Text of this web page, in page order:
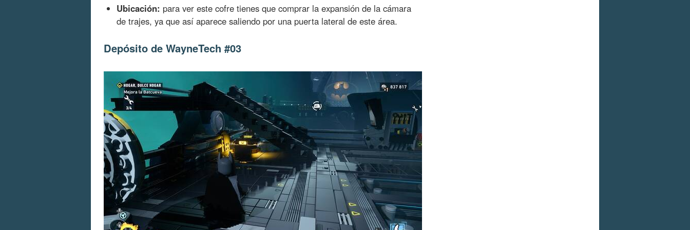
Ubicación: para ver este cofre tienes que comprar la expansión de la cámara
de trajes, ya que así aparece saliendo por una puerta lateral de este área.
Depósito de WayneTech #03